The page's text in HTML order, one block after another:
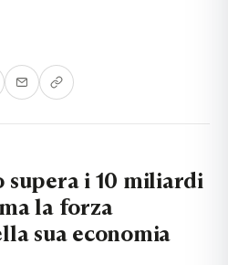
supera i 10 miliardi
la forza
sua economia